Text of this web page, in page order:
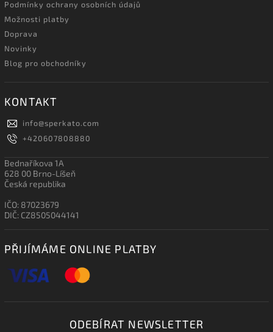
Podmínky ochrany osobních údajů
Možnosti platby
Doprava
Novinky
Blog pro obchodníky
KONTAKT
info@sperkato.com
+420607808880
Bednaříkova 1A
628 00 Brno-Líšeň
Česká republika
IČO: 87023679
DIČ: CZ8505044141
PŘIJÍMÁME ONLINE PLATBY
ODEBÍRAT NEWSLETTER